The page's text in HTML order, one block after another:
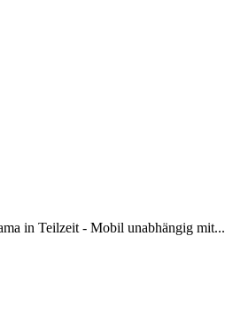
in Teilzeit - Mobil unabhängig mit...